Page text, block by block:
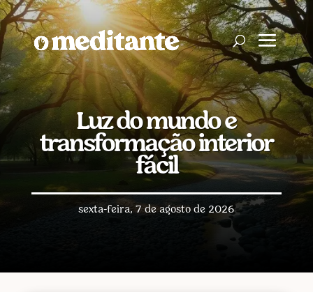
Luz do mundo e
transformação interior
fácil
sexta-feira, 7 de agosto de 2026